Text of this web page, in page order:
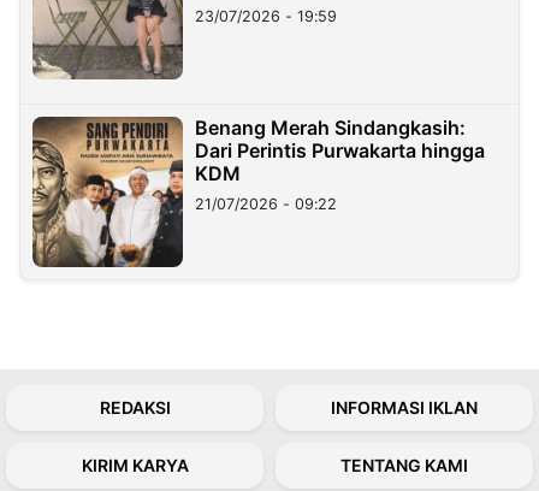
23/07/2026 - 19:59
Benang Merah Sindangkasih:
Dari Perintis Purwakarta hingga
KDM
21/07/2026 - 09:22
REDAKSI INFORMASI IKLAN
KIRIM KARYA TENTANG KAMI